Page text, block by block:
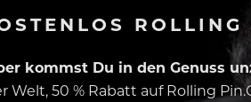
kommst Du in den Genuss
Welt, 50 % Rabatt auf Rolling